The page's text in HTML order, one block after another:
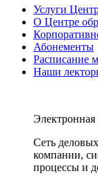
Услуги
О Центре
Абонементы
Расписание
Наши
Сеть
компании,
процессы и